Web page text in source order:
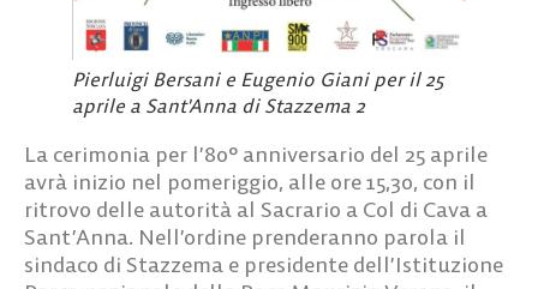
Pierluigi Bersani e Eugenio Giani per il 25
aprile a Sant'Anna di Stazzema 2
La cerimonia per l’80° anniversario del 25 aprile
avrà inizio nel pomeriggio, alle ore 15,30, con il
ritrovo delle autorità al Sacrario a Col di Cava a
Sant’Anna. Nell’ordine prenderanno parola il
sindaco di Stazzema e presidente dell’Istituzione